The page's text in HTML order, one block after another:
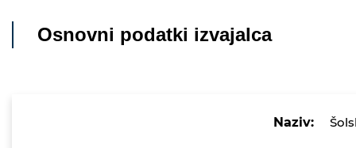
Osnovni podatki izvajalca
Naziv: